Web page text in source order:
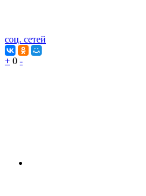
соц. сетей
+ 0 -